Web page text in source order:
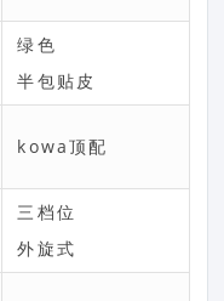
绿色
半包贴皮
kowa顶配
三档位
外旋式